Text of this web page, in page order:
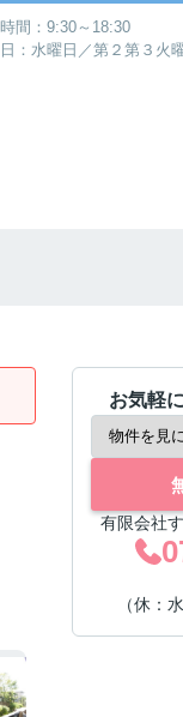
間：9:30～18:30
：水曜日／第２第３火
お気軽
有限会社
（休：